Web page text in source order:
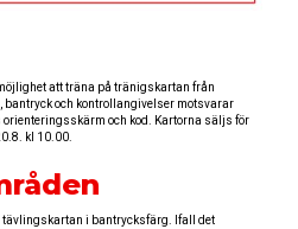
att träna på tränigskartan från
och kontrollangivelser motsvarar
och kod. Kartorna säljs för
kl 10.00.
i bantrycksfärg. Ifall det